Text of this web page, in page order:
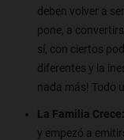
deben volver a
pone, a
sí, con ciertos
diferentes y la
nada más! Todo
La Familia Crece:
y empezó a